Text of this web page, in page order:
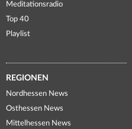
Meditationsradio
Top 40
Playlist
REGIONEN
Nordhessen News
Osthessen News
Mittelhessen News